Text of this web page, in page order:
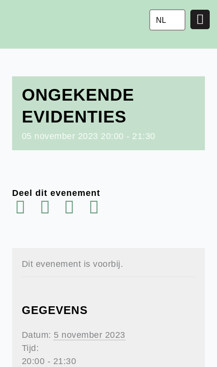
NL
ONGEKENDE
EVIDENTIES
05 november 2023 20:00 - 21:30
Deel dit evenement
Dit evenement is voorbij.
GEGEVENS
Datum: 5 november 2023
Tijd:
20:00 - 21:30